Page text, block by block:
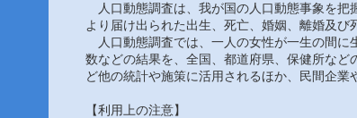
人口動態調査は、我が国の人口動態事象を把
より届け出られた出生、死亡、婚姻、離婚及び
人口動態調査では、一人の女性が一生の間に
数などの結果を、全国、都道府県、保健所な
ど他の統計や施策に活用されるほか、民間企業
【利用上の注意】